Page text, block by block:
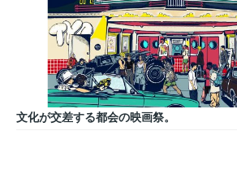
文化が交差する都会の映画祭。